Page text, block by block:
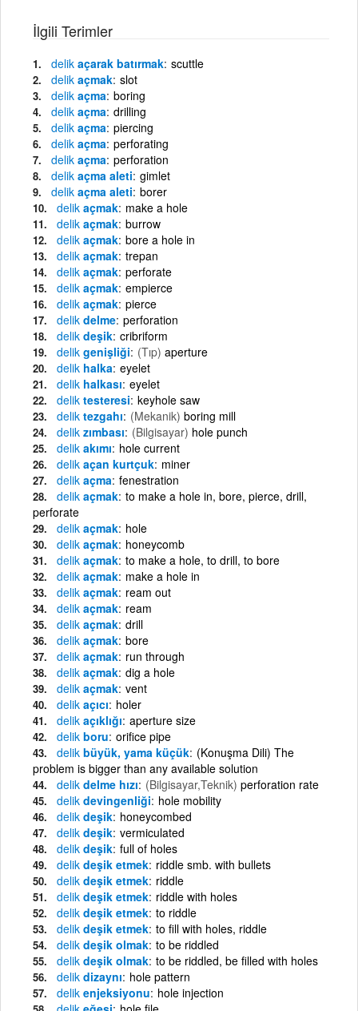
İlgili Terimler
delik açarak batırmak scuttle
delik açmak slot
delik açma boring
delik açma drilling
delik açma piercing
delik açma perforating
delik açma perforation
delik açma aleti gimlet
delik açma aleti borer
delik açmak make a hole
delik açmak burrow
delik açmak bore a hole in
delik açmak trepan
delik açmak perforate
delik açmak empierce
delik açmak pierce
delik delme perforation
delik deşik cribriform
delik genişliği (Tıp) aperture
delik halka eyelet
delik halkası eyelet
delik testeresi keyhole saw
delik tezgahı (Mekanik) boring mill
delik zımbası (Bilgisayar) hole punch
delik akımı hole current
delik açan kurtçuk miner
delik açma fenestration
delik açmak to make a hole in, bore, pierce, drill,
perforate
delik açmak hole
delik açmak honeycomb
delik açmak to make a hole, to drill, to bore
delik açmak make a hole in
delik açmak ream out
delik açmak ream
delik açmak drill
delik açmak bore
delik açmak run through
delik açmak dig a hole
delik açmak vent
delik açıcı holer
delik açıklığı aperture size
delik boru orifice pipe
delik büyük, yama küçük (Konuşma Dili) The
problem is bigger than any available solution
delik delme hızı (Bilgisayar,Teknik) perforation rate
delik devingenliği hole mobility
delik deşik honeycombed
delik deşik vermiculated
delik deşik full of holes
delik deşik etmek riddle smb. with bullets
delik deşik etmek riddle
delik deşik etmek riddle with holes
delik deşik etmek to riddle
delik deşik etmek to fill with holes, riddle
delik deşik olmak to be riddled
delik deşik olmak to be riddled, be filled with holes
delik dizaynı hole pattern
delik enjeksiyonu hole injection